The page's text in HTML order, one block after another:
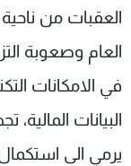
العقبات من
العام وصعوبة
في الامكانات
البيانات
يرمي الى استكمال